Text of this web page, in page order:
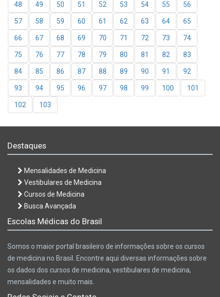
48 49 50 51 52 53 54 55 56
57 58 59 60 61 62 63 64 65
66 67 68 69 70 71 72 73 74
75 76 77 78 79 80 81 82 83
84 85 86 87 88 89 90 91 92
93 94 95 96 97 98 99 100 101
102 103
Destaques
Mensalidades de Medicina
Vestibulares de Medicina
Cursos de Medicina
Busca Avançada
Escolas Médicas do Brasil
Somos o maior portal brasileiro de informações sobre os cursos
de medicina no Brasil. Encontre aqui diversas informações sobre
os dados dos cursos de medicina, vestibulares de medicina,
mensalidades e muito mais.